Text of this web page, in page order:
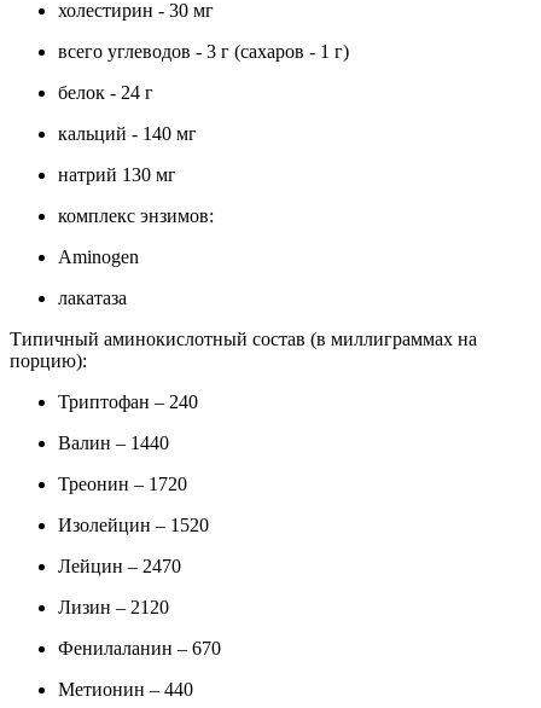
холестирин - 30 мг
всего углеводов - 3 г (сахаров - 1 г)
белок - 24 г
кальций - 140 мг
натрий 130 мг
комплекс энзимов:
Aminogen
лакатаза
Типичный аминокислотный состав (в миллиграммах на
порцию):
Триптофан – 240
Валин – 1440
Треонин – 1720
Изолейцин – 1520
Лейцин – 2470
Лизин – 2120
Фенилаланин – 670
Метионин – 440